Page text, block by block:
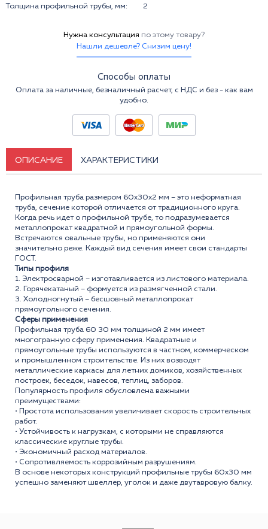
Толщина профильной трубы, мм: 2
Нужна консультация по этому товару?
Нашли дешевле? Снизим цену!
Способы оплаты
Оплата за наличные, безналичный расчет, с НДС и без - как вам
удобно.
ОПИСАНИЕ ХАРАКТЕРИСТИКИ
Профильная труба размером 60x30x2 мм – это неформатная
труба, сечение которой отличается от традиционного круга.
Когда речь идет о профильной трубе, то подразумевается
металлопрокат квадратной и прямоугольной формы.
Встречаются овальные трубы, но применяются они
значительно реже. Каждый вид сечения имеет свои стандарты
ГОСТ.
Типы профиля
1. Электросварной – изготавливается из листового материала.
2. Горячекатаный – формуется из размягченной стали.
3. Холодногнутый – бесшовный металлопрокат
прямоугольного сечения.
Сферы применения
Профильная труба 60 30 мм толщиной 2 мм имеет
многогранную сферу применения. Квадратные и
прямоугольные трубы используются в частном, коммерческом
и промышленном строительстве. Из них возводят
металлические каркасы для летних домиков, хозяйственных
построек, беседок, навесов, теплиц, заборов.
Популярность профиля обусловлена важными
преимуществами:
• Простота использования увеличивает скорость строительных
работ.
• Устойчивость к нагрузкам, с которыми не справляются
классические круглые трубы.
• Экономичный расход материалов.
• Сопротивляемость коррозийным разрушениям.
В основе некоторых конструкций профильные трубы 60x30 мм
успешно заменяют швеллер, уголок и даже двутавровую балку.